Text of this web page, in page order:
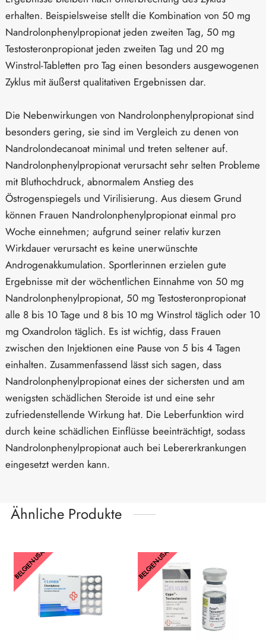
erhalten. Beispielsweise stellt die Kombination von 50 mg
Nandrolonphenylpropionat jeden zweiten Tag, 50 mg
Testosteronpropionat jeden zweiten Tag und 20 mg
Winstrol-Tabletten pro Tag einen besonders ausgewogenen
Zyklus mit äußerst qualitativen Ergebnissen dar.
Die Nebenwirkungen von Nandrolonphenylpropionat sind
besonders gering, sie sind im Vergleich zu denen von
Nandrolondecanoat minimal und treten seltener auf.
Nandrolonphenylpropionat verursacht sehr selten Probleme
mit Bluthochdruck, abnormalem Anstieg des
Östrogenspiegels und Virilisierung. Aus diesem Grund
können Frauen Nandrolonphenylpropionat einmal pro
Woche einnehmen; aufgrund seiner relativ kurzen
Wirkdauer verursacht es keine unerwünschte
Androgenakkumulation. Sportlerinnen erzielen gute
Ergebnisse mit der wöchentlichen Einnahme von 50 mg
Nandrolonphenylpropionat, 50 mg Testosteronpropionat
alle 8 bis 10 Tage und 8 bis 10 mg Winstrol täglich oder 10
mg Oxandrolon täglich. Es ist wichtig, dass Frauen
zwischen den Injektionen eine Pause von 5 bis 4 Tagen
einhalten. Zusammenfassend lässt sich sagen, dass
Nandrolonphenylpropionat eines der sichersten und am
wenigsten schädlichen Steroide ist und eine sehr
zufriedenstellende Wirkung hat. Die Leberfunktion wird
durch keine schädlichen Einflüsse beeinträchtigt, sodass
Nandrolonphenylpropionat auch bei Lebererkrankungen
eingesetzt werden kann.
Ähnliche Produkte
BELGIEN-USA BELGIEN-USA